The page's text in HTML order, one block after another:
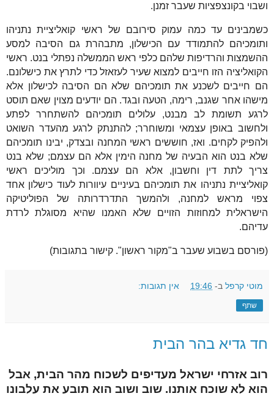
ושבוי בקונצפציות שעבר זמנן.
כשמבינים עד כמה עמוק סירובם של ראשי קואליציית נתניהו
ותומכיהם להתמודד עם הכישלון, מתבהרת גם הסיבה למסע
ההשמצות והרדיפות שלהם כלפי ראש הממשלה נפתלי בנט. ראשי
הקואליציה הזו חייבים למצוא שעיר לעזאזל כדי לתרץ את כישלונם.
הם חייבים לשכנע את תומכיהם שלא הם הסיבה לכישלון אלא
מישהו אחר שגנב, רימה, הטעה ובגד. הם יודעים מצוין שאם תוסט
לרגע תשומת לב מבנט, עלולים תומכיהם להשתחרר לפתע
ולחשוב באופן עצמאי ומשוחרר; להתנתק לרגע מהעדר השואט
ולהפיק לקחים. ואז, חוששים ראשי המחנה ובצדק, יבינו תומכיהם
שלא בנט הוא הבעיה של מחנה הימין אלא הם עצמם; שלא בנט
צריך לתת דין וחשבון, אלא הם עצמם. וכך מוליכים ראשי
קואליציית נתניהו את תומכיהם בעיניים עיוורות לעוד כישלון אחד
צפוי מראש למחנה, ולהמשך התדרדרותה של הפוליטיקה
הישראלית למחוזות הזויים שלא האמנו שהיא מסוגלת לרדת
עדיהם.
(פורסם בשבוע שעבר ב"מקור ראשון". קישור בתגובות)
מוטי קרפל ב- 19:46 אין תגובות:
שתף
חד גדיא בהר הבית
רוב אזרחי ישראל מעדיפים לשכוח מהר הבית, אבל
הוא לא שוכח אותנו. שוב ושוב הוא תובע את עלבונו